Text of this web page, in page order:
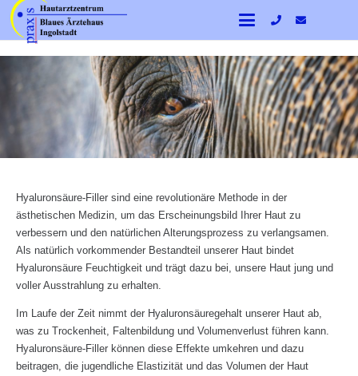
Hyaluronsäure-Filler sind eine revolutionäre Methode in der
ästhetischen Medizin, um das Erscheinungsbild Ihrer Haut zu
verbessern und den natürlichen Alterungsprozess zu verlangsamen.
Als natürlich vorkommender Bestandteil unserer Haut bindet
Hyaluronsäure Feuchtigkeit und trägt dazu bei, unsere Haut jung und
voller Ausstrahlung zu erhalten.
Im Laufe der Zeit nimmt der Hyaluronsäuregehalt unserer Haut ab,
was zu Trockenheit, Faltenbildung und Volumenverlust führen kann.
Hyaluronsäure-Filler können diese Effekte umkehren und dazu
beitragen, die jugendliche Elastizität und das Volumen der Haut